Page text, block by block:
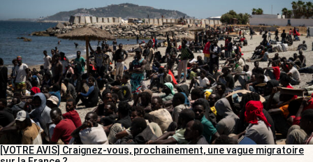
[VOTRE AVIS] Craignez-vous, prochainement, une vague migratoire